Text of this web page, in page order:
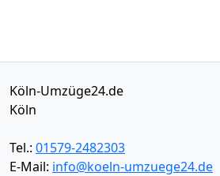
Köln-Umzüge24.de
Köln
Tel.: 01579-2482303
E-Mail: info@koeln-umzuege24.de